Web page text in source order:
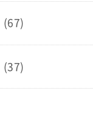
(67)
(37)